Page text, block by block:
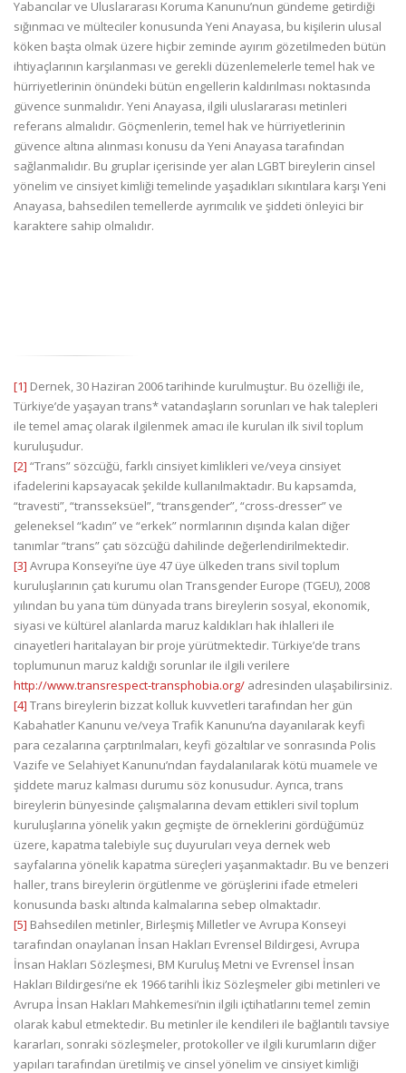
Yabancılar ve Uluslararası Koruma Kanunu’nun gündeme getirdiği
sığınmacı ve mülteciler konusunda Yeni Anayasa, bu kişilerin ulusal
köken başta olmak üzere hiçbir zeminde ayırım gözetilmeden bütün
ihtiyaçlarının karşılanması ve gerekli düzenlemelerle temel hak ve
hürriyetlerinin önündeki bütün engellerin kaldırılması noktasında
güvence sunmalıdır. Yeni Anayasa, ilgili uluslararası metinleri
referans almalıdır. Göçmenlerin, temel hak ve hürriyetlerinin
güvence altına alınması konusu da Yeni Anayasa tarafından
sağlanmalıdır. Bu gruplar içerisinde yer alan LGBT bireylerin cinsel
yönelim ve cinsiyet kimliği temelinde yaşadıkları sıkıntılara karşı Yeni
Anayasa, bahsedilen temellerde ayrımcılık ve şiddeti önleyici bir
karaktere sahip olmalıdır.
[1] Dernek, 30 Haziran 2006 tarihinde kurulmuştur. Bu özelliği ile,
Türkiye’de yaşayan trans* vatandaşların sorunları ve hak talepleri
ile temel amaç olarak ilgilenmek amacı ile kurulan ilk sivil toplum
kuruluşudur.
[2] “Trans” sözcüğü, farklı cinsiyet kimlikleri ve/veya cinsiyet
ifadelerini kapsayacak şekilde kullanılmaktadır. Bu kapsamda,
“travesti”, “transseksüel”, “transgender”, “cross-dresser” ve
geleneksel “kadın” ve “erkek” normlarının dışında kalan diğer
tanımlar “trans” çatı sözcüğü dahilinde değerlendirilmektedir.
[3] Avrupa Konseyi’ne üye 47 üye ülkeden trans sivil toplum
kuruluşlarının çatı kurumu olan Transgender Europe (TGEU), 2008
yılından bu yana tüm dünyada trans bireylerin sosyal, ekonomik,
siyasi ve kültürel alanlarda maruz kaldıkları hak ihlalleri ile
cinayetleri haritalayan bir proje yürütmektedir. Türkiye’de trans
toplumunun maruz kaldığı sorunlar ile ilgili verilere
http://www.transrespect-transphobia.org/ adresinden ulaşabilirsiniz.
[4] Trans bireylerin bizzat kolluk kuvvetleri tarafından her gün
Kabahatler Kanunu ve/veya Trafik Kanunu’na dayanılarak keyfi
para cezalarına çarptırılmaları, keyfi gözaltılar ve sonrasında Polis
Vazife ve Selahiyet Kanunu’ndan faydalanılarak kötü muamele ve
şiddete maruz kalması durumu söz konusudur. Ayrıca, trans
bireylerin bünyesinde çalışmalarına devam ettikleri sivil toplum
kuruluşlarına yönelik yakın geçmişte de örneklerini gördüğümüz
üzere, kapatma talebiyle suç duyuruları veya dernek web
sayfalarına yönelik kapatma süreçleri yaşanmaktadır. Bu ve benzeri
haller, trans bireylerin örgütlenme ve görüşlerini ifade etmeleri
konusunda baskı altında kalmalarına sebep olmaktadır.
[5] Bahsedilen metinler, Birleşmiş Milletler ve Avrupa Konseyi
tarafından onaylanan İnsan Hakları Evrensel Bildirgesi, Avrupa
İnsan Hakları Sözleşmesi, BM Kuruluş Metni ve Evrensel İnsan
Hakları Bildirgesi’ne ek 1966 tarihli İkiz Sözleşmeler gibi metinleri ve
Avrupa İnsan Hakları Mahkemesi’nin ilgili içtihatlarını temel zemin
olarak kabul etmektedir. Bu metinler ile kendileri ile bağlantılı tavsiye
kararları, sonraki sözleşmeler, protokoller ve ilgili kurumların diğer
yapıları tarafından üretilmiş ve cinsel yönelim ve cinsiyet kimliği